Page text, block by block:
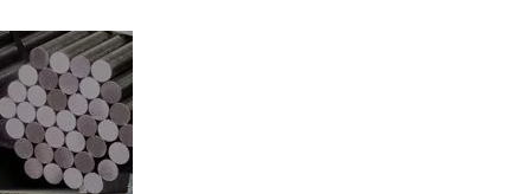
hub. Ibu Rinanti 08.123.3744.374. Dgn
besi anda.